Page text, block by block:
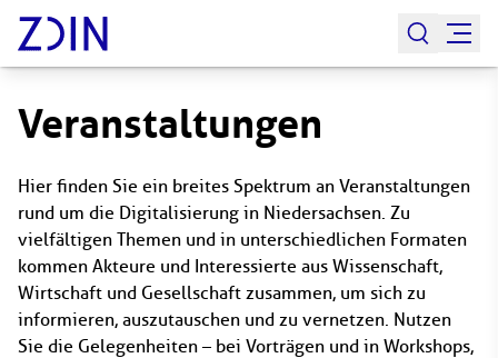
Veranstaltungen
Hier finden Sie ein breites Spektrum an Veranstaltungen
rund um die Digitalisierung in Niedersachsen. Zu
vielfältigen Themen und in unterschiedlichen Formaten
kommen Akteure und Interessierte aus Wissenschaft,
Wirtschaft und Gesellschaft zusammen, um sich zu
informieren, auszutauschen und zu vernetzen. Nutzen
Sie die Gelegenheiten – bei Vorträgen und in Workshops,